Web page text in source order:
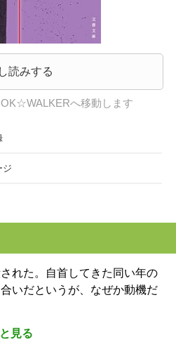
読みする
へ移動します
ジ
れた。自首してきた同い年の
いだというが、なぜか動機だ
見る